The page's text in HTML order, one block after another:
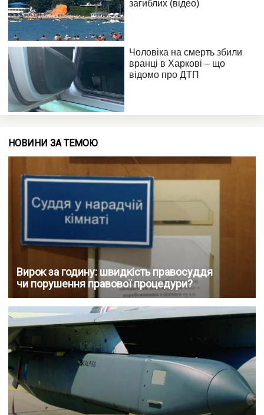
НОВИНИ ЗА ТЕМОЮ
Вирок за годину: швидкість правосуддя
чи порушення правової процедури?